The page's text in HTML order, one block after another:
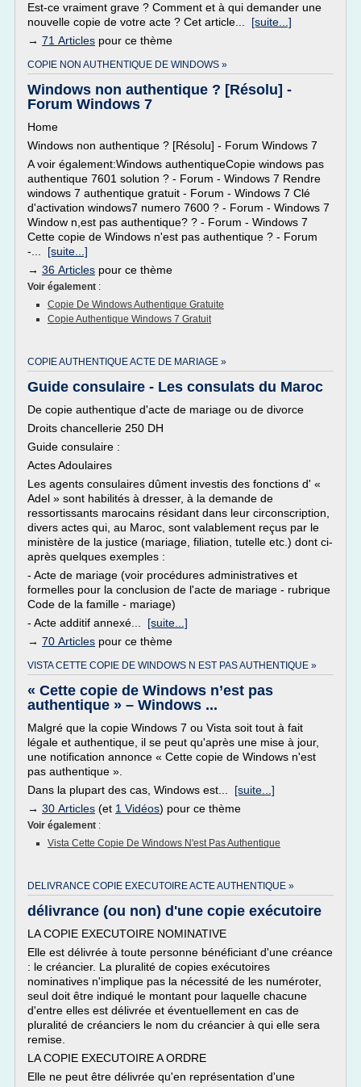
Est-ce vraiment grave ? Comment et à qui demander une
nouvelle copie de votre acte ? Cet article... [suite...]
→ 71 Articles pour ce thème
COPIE NON AUTHENTIQUE DE WINDOWS »
Windows non authentique ? [Résolu] -
Forum Windows 7
Home
Windows non authentique ? [Résolu] - Forum Windows 7
A voir également:Windows authentiqueCopie windows pas
authentique 7601 solution ? - Forum - Windows 7 Rendre
windows 7 authentique gratuit - Forum - Windows 7 Clé
d'activation windows7 numero 7600 ? - Forum - Windows 7
Window n,est pas authentique? ? - Forum - Windows 7
Cette copie de Windows n'est pas authentique ? - Forum
-... [suite...]
→ 36 Articles pour ce thème
Voir également :
Copie De Windows Authentique Gratuite
Copie Authentique Windows 7 Gratuit
COPIE AUTHENTIQUE ACTE DE MARIAGE »
Guide consulaire - Les consulats du Maroc
De copie authentique d'acte de mariage ou de divorce
Droits chancellerie 250 DH
Guide consulaire :
Actes Adoulaires
Les agents consulaires dûment investis des fonctions d' «
Adel » sont habilités à dresser, à la demande de
ressortissants marocains résidant dans leur circonscription,
divers actes qui, au Maroc, sont valablement reçus par le
ministère de la justice (mariage, filiation, tutelle etc.) dont ci-
après quelques exemples :
- Acte de mariage (voir procédures administratives et
formelles pour la conclusion de l'acte de mariage - rubrique
Code de la famille - mariage)
- Acte additif annexé... [suite...]
→ 70 Articles pour ce thème
VISTA CETTE COPIE DE WINDOWS N EST PAS AUTHENTIQUE »
« Cette copie de Windows n’est pas
authentique » – Windows ...
Malgré que la copie Windows 7 ou Vista soit tout à fait
légale et authentique, il se peut qu'après une mise à jour,
une notification annonce « Cette copie de Windows n'est
pas authentique ».
Dans la plupart des cas, Windows est... [suite...]
→ 30 Articles (et 1 Vidéos) pour ce thème
Voir également :
Vista Cette Copie De Windows N'est Pas Authentique
DELIVRANCE COPIE EXECUTOIRE ACTE AUTHENTIQUE »
délivrance (ou non) d'une copie exécutoire
LA COPIE EXECUTOIRE NOMINATIVE
Elle est délivrée à toute personne bénéficiant d'une créance
: le créancier. La pluralité de copies exécutoires
nominatives n'implique pas la nécessité de les numéroter,
seul doit être indiqué le montant pour laquelle chacune
d'entre elles est délivrée et éventuellement en cas de
pluralité de créanciers le nom du créancier à qui elle sera
remise.
LA COPIE EXECUTOIRE A ORDRE
Elle ne peut être délivrée qu'en représentation d'une